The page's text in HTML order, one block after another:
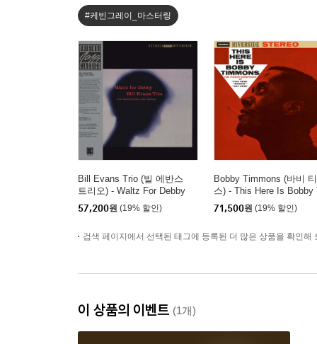
#케빈그레이_마스터링
Bill Evans Trio (빌 에반스
트리오) - Waltz For Debby
[LP]
57,200원 (19% 할인)
Bobby Timmons (바비
스) - This Here Is Bobby
mmons [LP]
71,500원 (19% 할인)
검색 페이지에서 선택된 태그에 등록된 더 많은 상품을 확인해
이 상품의 이벤트 (1개)